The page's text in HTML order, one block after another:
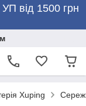
від 1500 грн
Xuping